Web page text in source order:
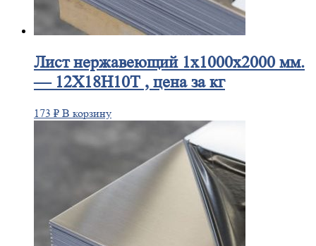
Листнержавеющий 1x1000x2000 мм.
— 12Х18Н10Т , цена за кг
173 ₽ В корзину